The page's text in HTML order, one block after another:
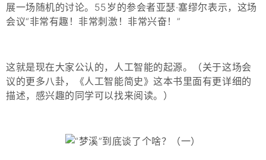
展一场随机的讨论。55岁的参会者亚瑟·塞缪尔表示，这场
会议“非常有趣！非常刺激！非常兴奋！”
这就是现在大家公认的，人工智能的起源。（关于这场会
议的更多八卦，《人工智能简史》这本书里面有更详细的
描述，感兴趣的同学可以找来阅读。）